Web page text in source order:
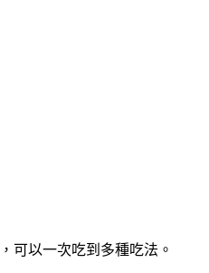
，可以一次吃到多種吃法。